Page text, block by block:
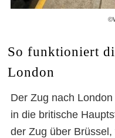
So funktioniert
London
Der Zug nach
in die britische
der Zug über